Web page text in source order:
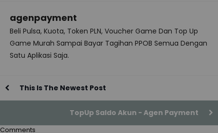
agenpayment
Beli Pulsa, Kuota, Token PLN, Voucher Game Dan Top Up
Game Murah Sampai Bayar Tagihan PPOB Semua Dengan
Satu Aplikasi Saja.
This Is The Newest Post
TopUp Saldo Akun - Agen Payment
Comments